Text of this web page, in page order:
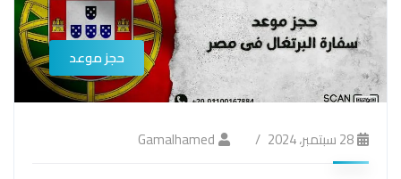
حجز موعد
28 سبتمبر، 2024 Gamalhamed